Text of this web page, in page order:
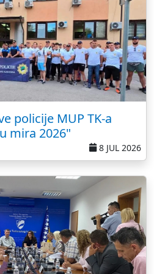
policije MUP TK-a
mira 2026"
8 JUL 2026